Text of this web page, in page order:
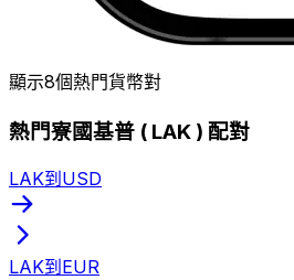
顯示8個熱門貨幣對
熱門寮國基普 ( LAK ) 配對
LAK到USD
LAK到EUR